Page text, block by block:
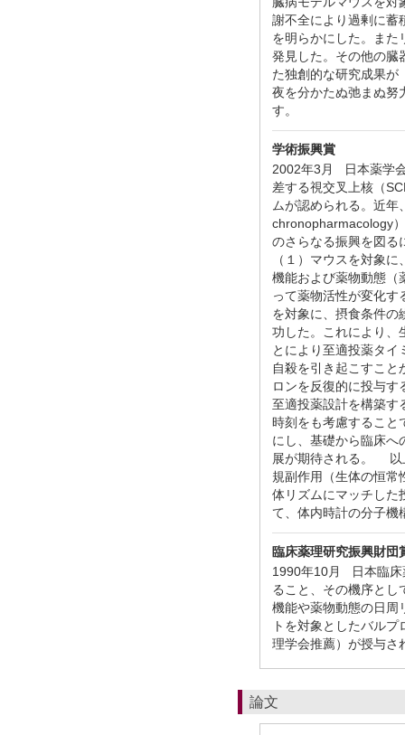
謝不全により過剰に蓄
を明らかにした。また
発見した。その他の臓
た独創的な研究成果が
夜を分かたぬ弛まぬ努
す。
学術振興賞
2002年3月 日本薬学
差する視交叉上核（
ムが認められる。近
chronopharmacology
のさらなる振興を図る
（１）マウスを対象
機能および薬物動態（
って薬物活性が変化
を対象に、摂食条件の
功した。これにより、
とにより至適投薬タ
自殺を引き起こすこと
ロンを反復的に投与
至適投薬設計を構築す
時刻をも考慮すること
にし、基礎から臨床へ
展が期待される。 以
規副作用（生体の恒常
体リズムにマッチした
て、体内時計の分子機
臨床薬理研究振興財団
1990年10月 日本臨床
ること、その機序とし
機能や薬物動態の日周
トを対象としたバル
理学会推薦）が授与さ
論文